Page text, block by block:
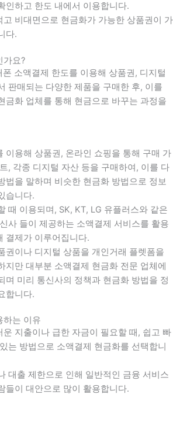
인하고 한도 내에서 이용합니다.
고 비대면으로 현금화가 가능한 상품권이 가
다.
가요?
폰 소액결제 한도를 이용해 상품권, 디지털
판매되는 다양한 제품을 구매한 후, 이를
금화 업체를 통해 현금으로 바꾸는 과정을
이용해 상품권, 온라인 쇼핑을 통해 구매 가
, 각종 디지털 자산 등을 구매하여, 이를 다
법을 말하며 비슷한 현금화 방법으로 정보
습니다.
때 이용되며, SK, KT, LG 유플러스와 같은
사 들이 제공하는 소액결제 서비스를 활용
결제가 이루어집니다.
권이나 디지털 상품을 개인거래 플렛폼을
지만 대부분 소액결제 현금화 전문 업체에
며 미리 통신사의 정책과 현금화 방법을 정
합니다.
하는 이유
지출이나 급한 자금이 필요할 때 , 쉽고 빠
는 방법으로 소액결제 현금화를 선택합니
대출 제한으로 인해 일반적인 금융 서비스
들이 대안으로 많이 활용합니다.